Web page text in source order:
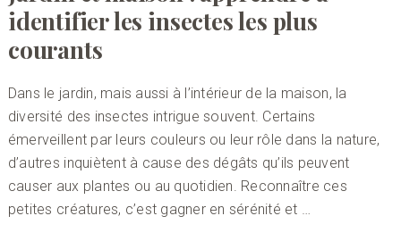
identifier les insectes les plus
courants
Dans le jardin, mais aussi à l’intérieur de la maison, la
diversité des insectes intrigue souvent. Certains
émerveillent par leurs couleurs ou leur rôle dans la nature,
d’autres inquiètent à cause des dégâts qu’ils peuvent
causer aux plantes ou au quotidien. Reconnaître ces
petites créatures, c’est gagner en sérénité et …